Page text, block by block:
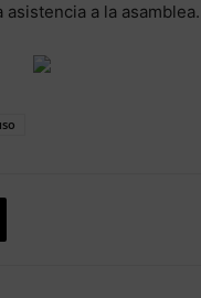
a la asamblea.